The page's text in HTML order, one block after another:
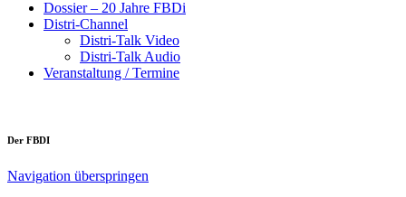
Dossier – 20 Jahre FBDi
Distri-Channel
Distri-Talk Video
Distri-Talk Audio
Veranstaltung / Termine
Der FBDI
Navigation überspringen